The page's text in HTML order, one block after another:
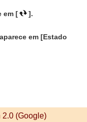
em [ ].
em [Estado
2.0 (Google)